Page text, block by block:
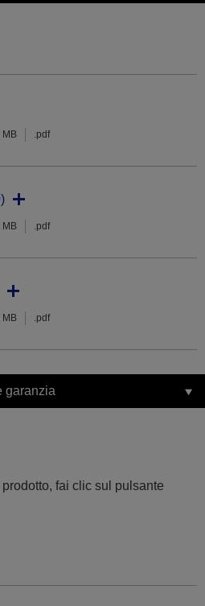
MB .pdf
MB .pdf
MB .pdf
garanzia
fai clic sul pulsante